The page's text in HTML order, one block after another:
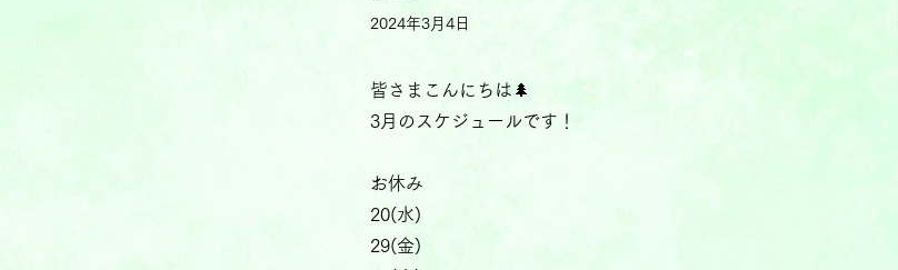
2024年3月4日
皆さまこんにちは🌲
3月のスケジュールです！
お休み
20(水)
29(金)